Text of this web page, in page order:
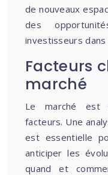
de nouveaux
des
investisseurs dans
Facteurs
marché
Le marché est
facteurs. Une
est essentielle
anticiper les
quand et